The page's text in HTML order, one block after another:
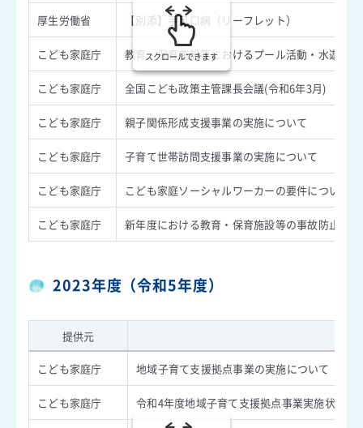
厚生労働省 【別添】手足口病（リーフレット）
こども家庭庁 教育・保育施設等におけるプール活動・水遊び
こども家庭庁 全国こども政策主管課長会議(令和6年3月)
こども家庭庁 親子関係形成支援事業の実施について
こども家庭庁 子育て世帯訪問支援事業の実施について
こども家庭庁 こども家庭ソーシャルワーカーの要件について
こども家庭庁 新年度における教育・保育施設等の事故防止に
スクロールできます
2023年度（令和5年度）
提供元
こども家庭庁 地域子育て支援拠点事業の実施について【実
こども家庭庁 令和4年度地域子育て支援拠点事業実施状況